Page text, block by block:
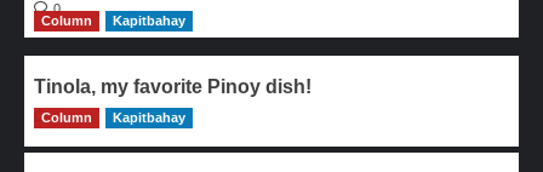
0
Column
Kapitbahay
Tinola, my favorite Pinoy dish!
0
Column Kapitbahay